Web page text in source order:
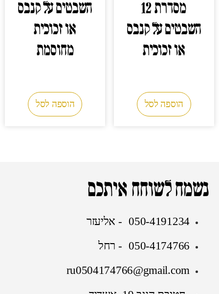
מסדרת 12
השבטים על קנבס
או זכוכית
הוספה לסל
השבטים על קנבס
או זכוכית
מחוסמת
הוספה לסל
נשמח לשוחח איתכם
050-4191234 - אליעזר
050-4174766 - רחל
ru0504174766@gmail.com